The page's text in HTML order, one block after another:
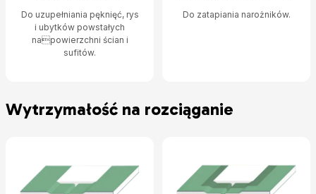
Do uzupełniania pęknięć, rys
i ubytków powstałych
napowierzchni ścian i
sufitów.
Do zatapiania narożników.
Wytrzymałość na rozciąganie